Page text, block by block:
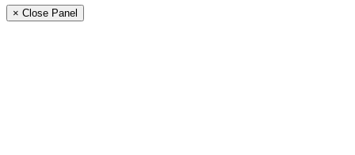
× Close Panel